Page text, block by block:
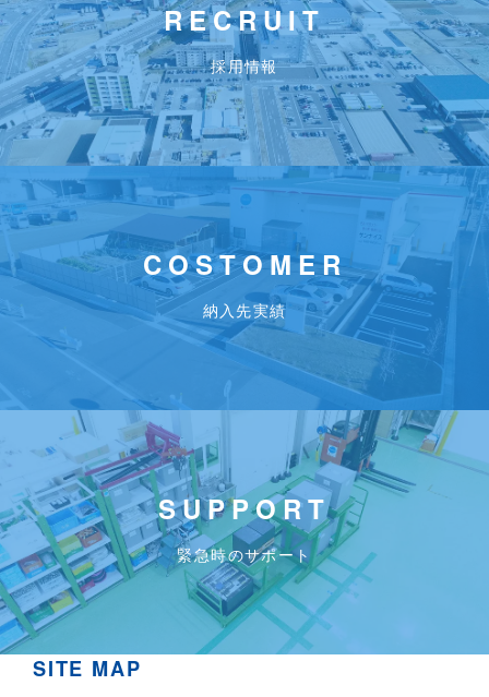
RECRUIT
採用情報
COSTOMER
納入先実績
SUPPORT
緊急時のサポート
SITE MAP